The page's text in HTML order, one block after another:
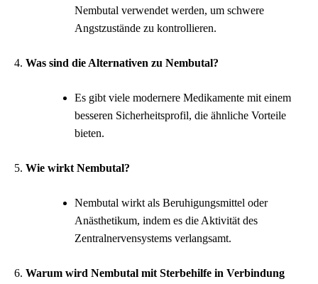
Nembutal verwendet werden, um schwere
Angstzustände zu kontrollieren.
Was sind die Alternativen zu Nembutal?
Es gibt viele modernere Medikamente mit einem
besseren Sicherheitsprofil, die ähnliche Vorteile
bieten.
Wie wirkt Nembutal?
Nembutal wirkt als Beruhigungsmittel oder
Anästhetikum, indem es die Aktivität des
Zentralnervensystems verlangsamt.
Warum wird Nembutal mit Sterbehilfe in Verbindung